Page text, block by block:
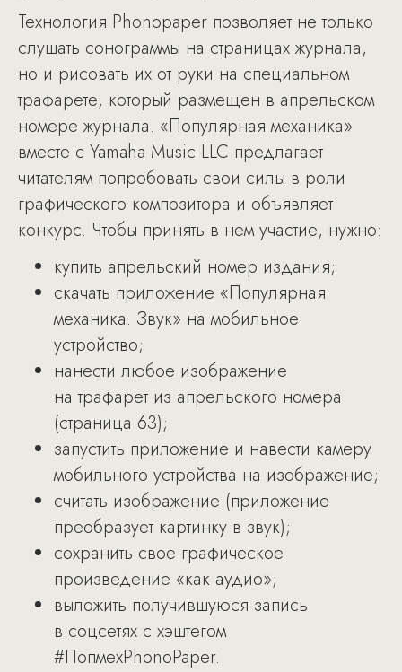
Технология Phonopaper позволяет не только
слушать сонограммы на страницах журнала,
но и рисовать их от руки на специальном
трафарете, который размещен в апрельском
номере журнала. «Популярная механика»
вместе с Yamaha Music LLC предлагает
читателям попробовать свои силы в роли
графического композитора и объявляет
конкурс. Чтобы принять в нем участие, нужно:
купить апрельский номер издания;
скачать приложение «Популярная
механика. Звук» на мобильное
устройство;
нанести любое изображение
на трафарет из апрельского номера
(страница 63);
запустить приложение и навести камеру
мобильного устройства на изображение;
считать изображение (приложение
преобразует картинку в звук);
сохранить свое графическое
произведение «как аудио»;
выложить получившуюся запись
в соцсетях с хэштегом
#ПопмехPhonoPaper.